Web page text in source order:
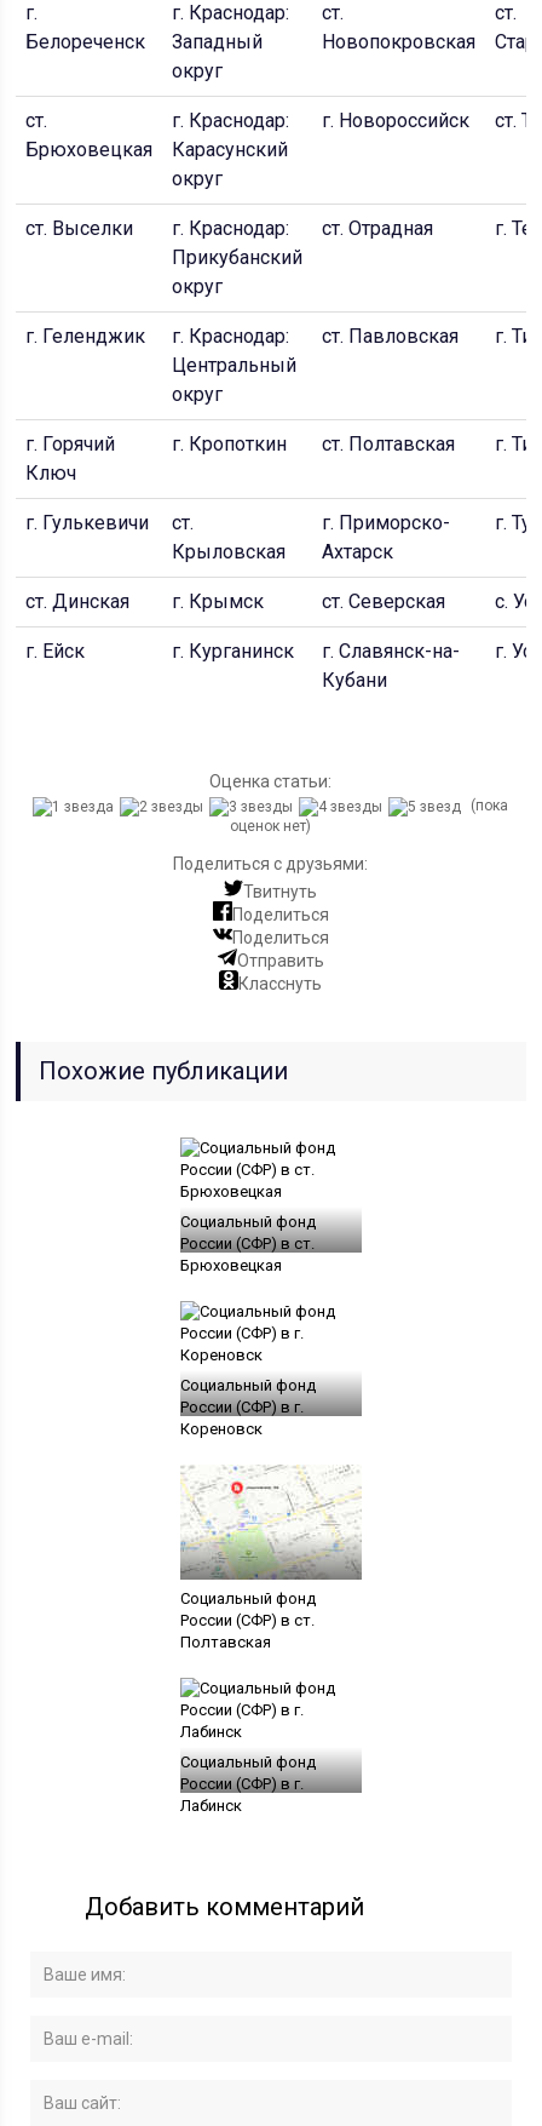
г.
Белореченск
г. Краснодар:
Западный
округ
ст.
Новопокровская
ст.
ст.
Брюховецкая
г. Краснодар:
Карасунский
округ
г. Новороссийск ст.
ст. Выселки
г. Краснодар:
Прикубанский
округ
ст. Отрадная г.
г. Геленджик
г. Краснодар:
Центральный
округ
ст. Павловская г.
г. Горячий
Ключ
г. Кропоткин ст. Полтавская г.
г. Гулькевичи
ст.
Крыловская
г. Приморско-
Ахтарск
г.
ст. Динская г. Крымск ст. Северская с.
г. Ейск г. Курганинск
г. Славянск-на-
Кубани
г.
Оценка статьи:
(пока
оценок нет)
Поделиться с друзьями:
Твитнуть
Поделиться
Поделиться
Отправить
Класснуть
Похожие публикации
Социальный фонд
России (СФР) в ст.
Брюховецкая
Социальный фонд
России (СФР) в г.
Кореновск
Социальный фонд
России (СФР) в ст.
Полтавская
Социальный фонд
России (СФР) в г.
Лабинск
Добавить комментарий